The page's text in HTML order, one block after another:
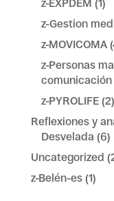
z-EXPDEM (1)
z-Gestion
z-MOVICOMA
z-Personas
comunicación
z-PYROLIFE(2)
Reflexiones y
Desvelada (6)
Uncategorized
z-Belén-es(1)